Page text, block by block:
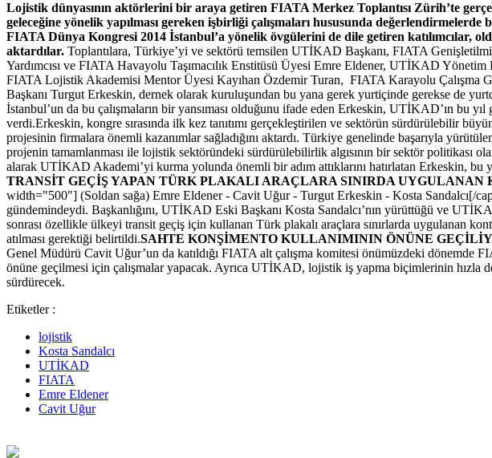
Lojistik dünyasının aktörlerini bir araya getiren FIATA Merkez Toplantısı Zürih’te
geleceğine yönelik yapılması gereken işbirliği çalışmaları hususunda
FIATA Dünya Kongresi 2014 İstanbul’a yönelik övgülerini de dile getiren katılımcılar,
aktardılar. Toplantılara, Türkiye’yi ve sektörü temsilen UTİKAD Başkanı, FIATA
Yardımcısı ve FIATA Havayolu Taşımacılık Enstitüsü Üyesi Emre Eldener, UTİKAD
FIATA Lojistik Akademisi Mentor Üyesi Kayıhan Özdemir Turan, FIATA Karayolu Çalışma
Başkanı Turgut Erkeskin, dernek olarak kuruluşundan bu yana gerek yurtiçinde gerekse de
İstanbul’un da bu çalışmaların bir yansıması olduğunu ifade eden Erkeskin, UTİKAD’ın bu
verdi.Erkeskin, kongre sırasında ilk kez tanıtımı gerçekleştirilen ve sektörün sürdürülebilir
projesinin firmalara önemli kazanımlar sağladığını aktardı. Türkiye genelinde başarıyla
projenin tamamlanması ile lojistik sektöründeki sürdürülebilirlik algısının bir sektör politikası
alarak UTİKAD Akademi’yi kurma yolunda önemli bir adım attıklarını hatırlatan Erkeskin,
TRANSİT GEÇİŞ YAPAN TÜRK PLAKALI ARAÇLARA SINIRDA
width="500"] (Soldan sağa) Emre Eldener - Cavit Uğur - Turgut Erkeskin - Kosta Sandalcı[/
gündemindeydi. Başkanlığını, UTİKAD Eski Başkanı Kosta Sandalcı’nın yürüttüğü ve
sonrası özellikle ülkeyi transit geçiş için kullanan Türk plakalı araçlara sınırlarda uygulanan
atılması gerektiği belirtildi.SAHTE KONŞİMENTO KULLANIMININ ÖNÜNE
Genel Müdürü Cavit Uğur’un da katıldığı FIATA alt çalışma komitesi önümüzdeki dönemde
önüne geçilmesi için çalışmalar yapacak. Ayrıca UTİKAD, lojistik iş yapma biçimlerinin hızla
sürdürecek.
Etiketler :
lojistik
Kosta Sandalcı
UTİKAD
FIATA
Emre Eldener
Cavit Uğur